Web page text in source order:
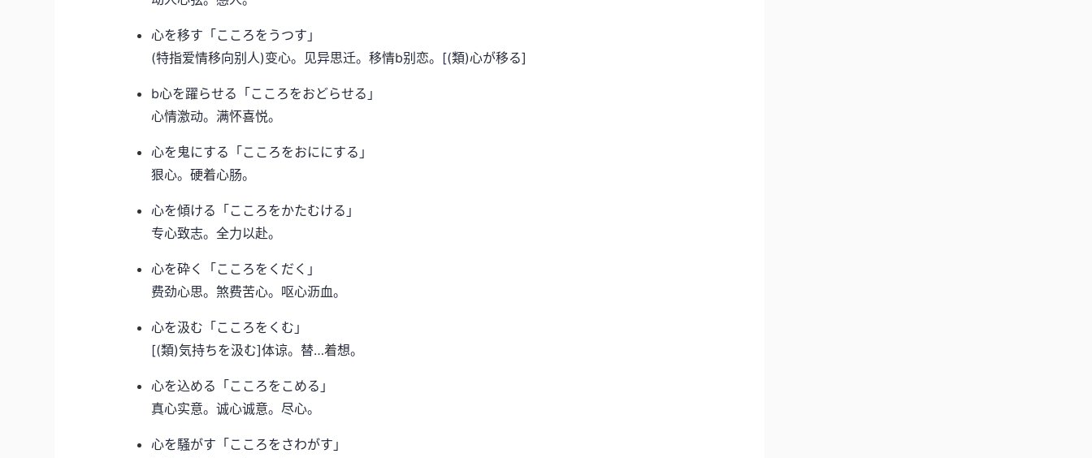
心を移す「こころをうつす」
(特指爱情移向别人)变心。见异思迁。移情b别恋。[(類)心が移る]
b心を躍らせる「こころをおどらせる」
心情激动。满怀喜悦。
心を鬼にする「こころをおににする」
狠心。硬着心肠。
心を傾ける「こころをかたむける」
专心致志。全力以赴。
心を砕く「こころをくだく」
费劲心思。煞费苦心。呕心沥血。
心を汲む「こころをくむ」
[(類)気持ちを汲む]体谅。替…着想。
心を込める「こころをこめる」
真心实意。诚心诚意。尽心。
心を騒がす「こころをさわがす」